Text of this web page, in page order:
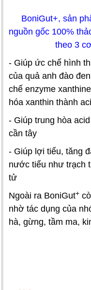
BoniGut+, sản
nguồn gốc 100%
theo 3
- Giúp ức chế hình
của quả anh đào
chế enzyme
hóa xanthin thành
- Giúp trung hòa
cần tây
- Giúp lợi tiểu, tăng
nước tiểu như trạch
tử
Ngoài ra BoniGut+
nhờ tác dụng của
hà, gừng, tầm ma,